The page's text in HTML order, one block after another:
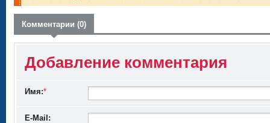
Комментарии (0)
Добавление комментария
Имя:*
E-Mail: